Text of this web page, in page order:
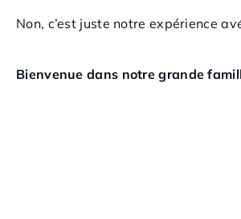
Non, c’est juste notre expérience
Bienvenue dans notre grande